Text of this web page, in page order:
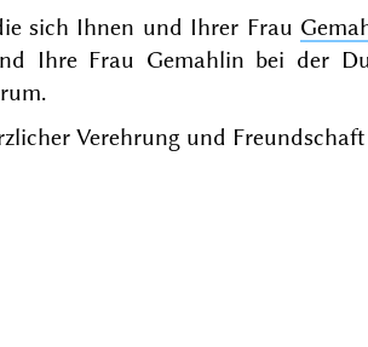
sich Ihnen und Ihrer Frau
Ihre Frau Gemahlin bei der
Verehrung und Freundschaft